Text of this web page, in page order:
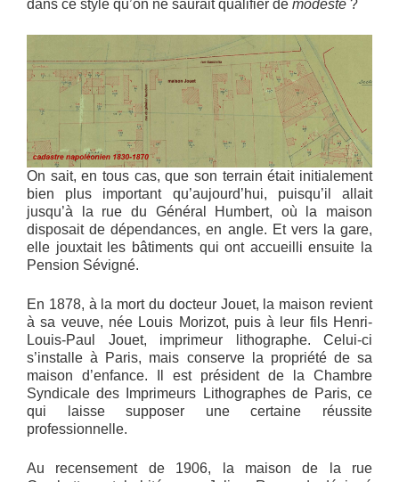
dans ce style qu’on ne saurait qualifier de modeste ?
On sait, en tous cas, que son terrain était initialement
bien plus important qu’aujourd’hui, puisqu’il allait
jusqu’à la rue du Général Humbert, où la maison
disposait de dépendances, en angle. Et vers la gare,
elle jouxtait les bâtiments qui ont accueilli ensuite la
Pension Sévigné.
En 1878, à la mort du docteur Jouet, la maison revient
à sa veuve, née Louis Morizot, puis à leur fils Henri-
Louis-Paul Jouet, imprimeur lithographe. Celui-ci
s’installe à Paris, mais conserve la propriété de sa
maison d’enfance. Il est président de la Chambre
Syndicale des Imprimeurs Lithographes de Paris, ce
qui laisse supposer une certaine réussite
professionnelle.
Au recensement de 1906, la maison de la rue